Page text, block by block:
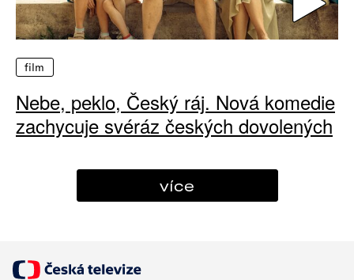
film
Nebe, peklo, Český ráj. Nová komedie
zachycuje svéráz českých dovolených
více